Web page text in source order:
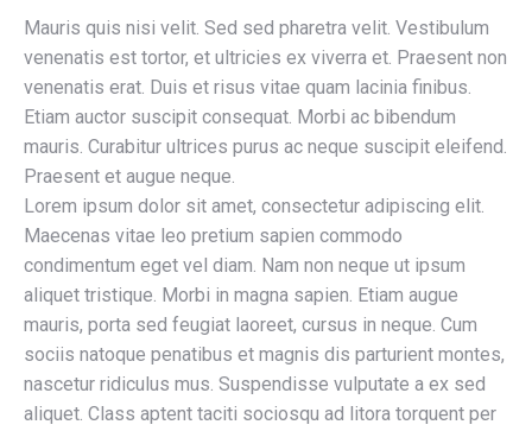
Mauris quis nisi velit. Sed sed pharetra velit. Vestibulum
venenatis est tortor, et ultricies ex viverra et. Praesent non
venenatis erat. Duis et risus vitae quam lacinia finibus.
Etiam auctor suscipit consequat. Morbi ac bibendum
mauris. Curabitur ultrices purus ac neque suscipit eleifend.
Praesent et augue neque.
Lorem ipsum dolor sit amet, consectetur adipiscing elit.
Maecenas vitae leo pretium sapien commodo
condimentum eget vel diam. Nam non neque ut ipsum
aliquet tristique. Morbi in magna sapien. Etiam augue
mauris, porta sed feugiat laoreet, cursus in neque. Cum
sociis natoque penatibus et magnis dis parturient montes,
nascetur ridiculus mus. Suspendisse vulputate a ex sed
aliquet. Class aptent taciti sociosqu ad litora torquent per